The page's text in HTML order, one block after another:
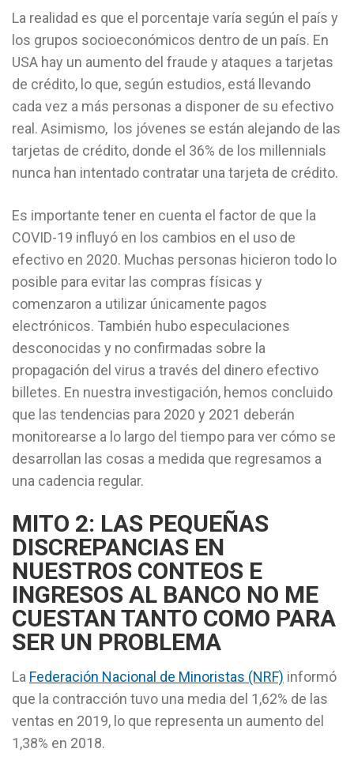
La realidad es que el porcentaje varía según el país y
los grupos socioeconómicos dentro de un país. En
USA hay un aumento del fraude y ataques a tarjetas
de crédito, lo que, según estudios, está llevando
cada vez a más personas a disponer de su efectivo
real. Asimismo, los jóvenes se están alejando de las
tarjetas de crédito, donde el 36% de los millennials
nunca han intentado contratar una tarjeta de crédito.
Es importante tener en cuenta el factor de que la
COVID-19 influyó en los cambios en el uso de
efectivo en 2020. Muchas personas hicieron todo lo
posible para evitar las compras físicas y
comenzaron a utilizar únicamente pagos
electrónicos. También hubo especulaciones
desconocidas y no confirmadas sobre la
propagación del virus a través del dinero efectivo
billetes. En nuestra investigación, hemos concluido
que las tendencias para 2020 y 2021 deberán
monitorearse a lo largo del tiempo para ver cómo se
desarrollan las cosas a medida que regresamos a
una cadencia regular.
MITO 2: LAS PEQUEÑAS
DISCREPANCIAS EN
NUESTROS CONTEOS E
INGRESOS AL BANCO NO ME
CUESTAN TANTO COMO PARA
SER UN PROBLEMA
La Federación Nacional de Minoristas (NRF) informó
que la contracción tuvo una media del 1,62% de las
ventas en 2019, lo que representa un aumento del
1,38% en 2018.